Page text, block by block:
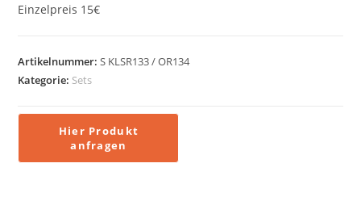
Einzelpreis 15€
Artikelnummer:S KLSR133 / OR134
Kategorie: Sets